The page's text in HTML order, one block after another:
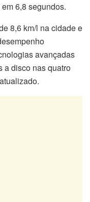
6,8 segundos.
8,6 km/l na cidade e
avançadas
a disco nas quatro